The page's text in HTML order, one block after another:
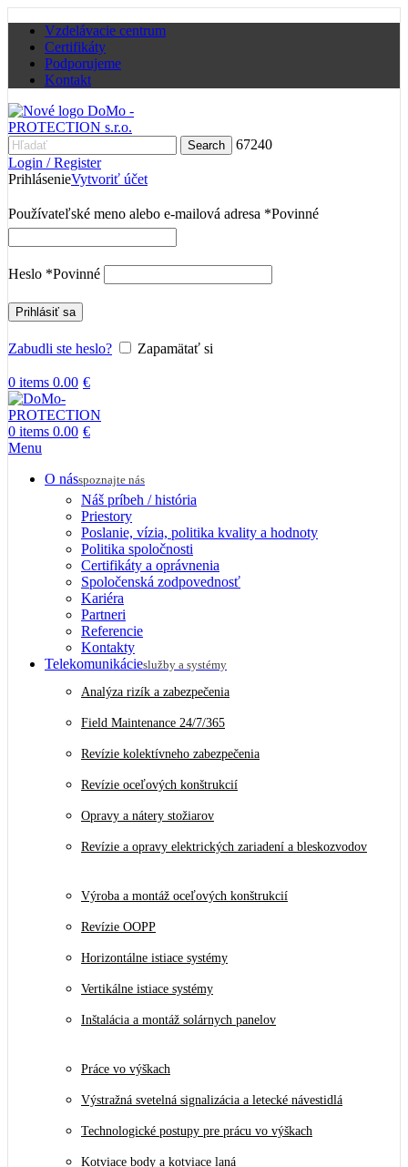
Vzdelávacie centrum
Certifikáty
Podporujeme
Kontakt
Search
67240
Login / Register
PrihlásenieVytvoriť účet
Používateľské meno alebo e-mailová adresa *Povinné
Heslo *Povinné
Prihlásiť sa
Zabudli ste heslo? Zapamätať si
0 items 0.00 €
0 items 0.00 €
Menu
O násspoznajte nás
Náš príbeh / história
Priestory
Poslanie, vízia, politika kvality a hodnoty
Politika spoločnosti
Certifikáty a oprávnenia
Spoločenská zodpovednosť
Kariéra
Partneri
Referencie
Kontakty
Telekomunikácieslužby a systémy
Analýza rizík a zabezpečenia
Field Maintenance 24/7/365
Revízie kolektívneho zabezpečenia
Revízie oceľových konštrukcií
Opravy a nátery stožiarov
Revízie a opravy elektrických zariadení a bleskozvodov
Výroba a montáž oceľových konštrukcií
Revízie OOPP
Horizontálne istiace systémy
Vertikálne istiace systémy
Inštalácia a montáž solárnych panelov
Práce vo výškach
Výstražná svetelná signalizácia a letecké návestidlá
Technologické postupy pre prácu vo výškach
Kotviace body a kotviace laná